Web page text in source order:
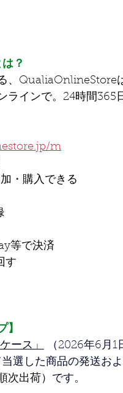
？
、QualiaOnlineStore
ラインで。24時間365
m
・購入できる
等で決済
す
】
ース」
（2026年6月1
当選した商品の発送お
次出荷）です。